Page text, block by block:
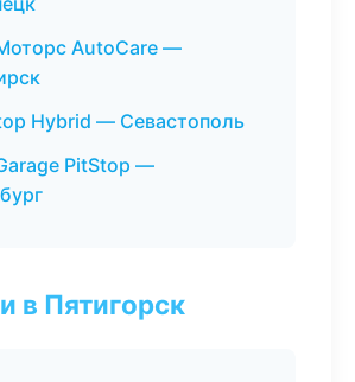
AutoCare —
Hybrid — Севастополь
PitStop —
в Пятигорск